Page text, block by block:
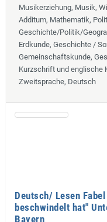
Musikerziehung, Musik,
Additum, Mathematik,
Geschichte/Politik/
Erdkunde, Geschichte /
Gemeinschaftskunde,
Kurzschrift und englische
Zweitsprache, Deutsch
Deutsch/ Lesen
beschwindelt hat"
Bayern